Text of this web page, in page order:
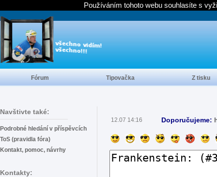
Navštivte také:
Podrobné hledání v příspěvcích
ToS (pravidla fóra)
Kontakt, pomoc, návrhy
Kontakty:
12.07 14:16 Doporučujeme:
Fórum Tipovačka Z tisku
Používáním tohoto webu souhlasíte s